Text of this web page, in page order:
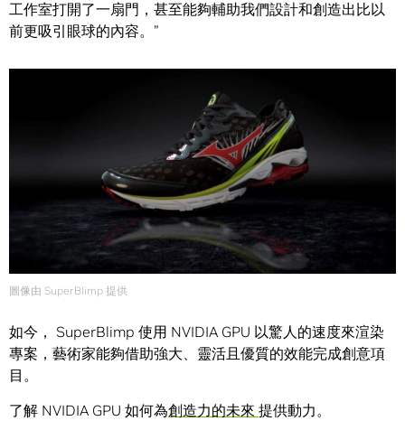
工作室打開了一扇門，甚至能夠輔助我們設計和創造出比以
前更吸引眼球的內容。”
圖像由 SuperBlimp 提供
如今， SuperBlimp 使用 NVIDIA GPU 以驚人的速度來渲染
專案，藝術家能夠借助強大、靈活且優質的效能完成創意項
目。
了解 NVIDIA GPU 如何為創造力的未來 提供動力。